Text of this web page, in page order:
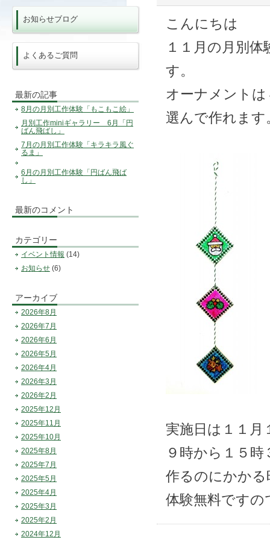
こんにちは
１１月の月別
す。
オーナメント
選んで作れます
実施日は１１月
９時から１５
作るのにかか
体験無料です
お知らせブログ
よくあるご質問
最新の記事
8月の月別工作体験「もこもこ絵」
月別工作miniギャラリー 6月「円
ばん飛ばし」
7月の月別工作体験「キラキラ風ぐ
るま」
6月の月別工作体験「円ばん飛ば
し」
最新のコメント
カテゴリー
イベント情報 (14)
お知らせ (6)
アーカイブ
2026年8月
2026年7月
2026年6月
2026年5月
2026年4月
2026年3月
2026年2月
2025年12月
2025年11月
2025年10月
2025年8月
2025年7月
2025年5月
2025年4月
2025年3月
2025年2月
2024年12月